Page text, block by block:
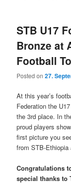
STB U17
Bronze at
Football
Posted on27.
At this year’s
Federation the
the 3rd place. In
proud players
first picture you
from STB-
Congratulations
special thanks to